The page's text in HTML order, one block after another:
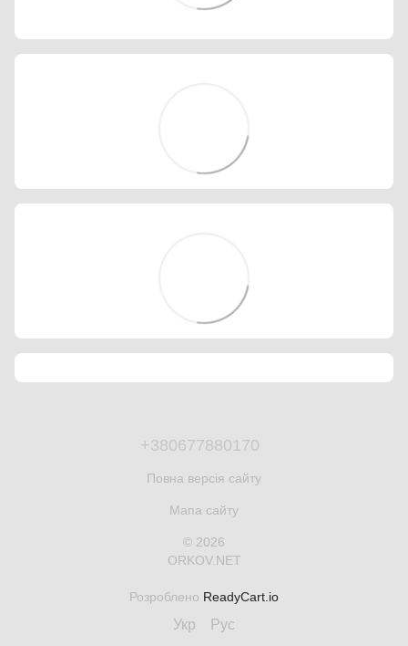
+380677880170
Повна версія сайту
Мапа сайту
© 2026
ORKOV.NET
Розроблено ReadyCart.io
Укр Рус